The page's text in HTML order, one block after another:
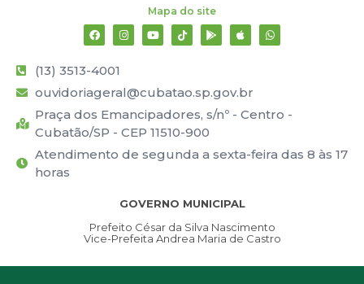
Mapa do site
(13) 3513-4001
ouvidoriageral@cubatao.sp.gov.br
Praça dos Emancipadores, s/nº - Centro -
Cubatão/SP - CEP 11510-900
Atendimento de segunda a sexta-feira das 8 às 17
horas
GOVERNO MUNICIPAL
Prefeito César da Silva Nascimento
Vice-Prefeita Andrea Maria de Castro